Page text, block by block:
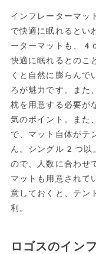
インフレーターマ
で快適に眠れるとい
ーターマットも、
快適に眠れるとのこ
くと自然に膨らんで
ろが魅力です。また
枕を用意する必要が
気のポイント。また
で、マット自体がテ
ん。シングル2つ以
ので、人数に合わせ
マットも用意されて
意しておくと、テン
利。
ロゴスのイン